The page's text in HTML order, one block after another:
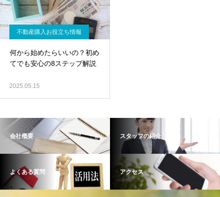
不動産購入お役立ち情報
何から始めたらいいの？初め
てでも安心の8ステップ解説
2025.05.15
会社概要 スタッフの紹介
よくある質問 アクセス